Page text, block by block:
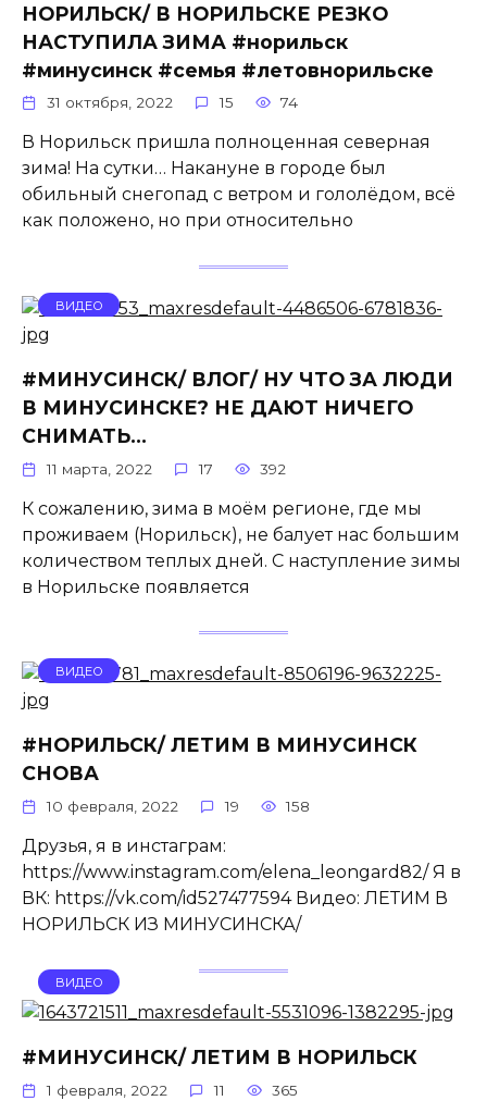
НОРИЛЬСК/ В НОРИЛЬСКЕ РЕЗКО
НАСТУПИЛА ЗИМА #норильск
#минусинск #семья #летовнорильске
31 октября, 2022 15 74
В Норильск пришла полноценная северная
зима! На сутки… Накануне в городе был
обильный снегопад с ветром и гололёдом, всё
как положено, но при относительно
ВИДЕО
#МИНУСИНСК/ ВЛОГ/ НУ ЧТО ЗА ЛЮДИ
В МИНУСИНСКЕ? НЕ ДАЮТ НИЧЕГО
СНИМАТЬ…
11 марта, 2022 17 392
К сожалению, зима в моём регионе, где мы
проживаем (Норильск), не балует нас большим
количеством теплых дней. С наступление зимы
в Норильске появляется
ВИДЕО
#НОРИЛЬСК/ ЛЕТИМ В МИНУСИНСК
СНОВА
10 февраля, 2022 19 158
Друзья, я в инстаграм:
https://www.instagram.com/elena_leongard82/ Я в
ВК: https://vk.com/id527477594​​​​​​​​​​ Видео: ЛЕТИМ В
НОРИЛЬСК ИЗ МИНУСИНСКА/
ВИДЕО
#МИНУСИНСК/ ЛЕТИМ В НОРИЛЬСК
1 февраля, 2022 11 365